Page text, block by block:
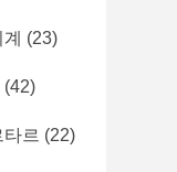
(23)
(42)
르 (22)